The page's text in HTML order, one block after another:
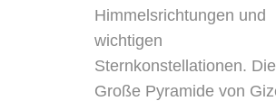
Himmelsrichtungen und
wichtigen
Sternkonstellationen. Die
Große Pyramide von